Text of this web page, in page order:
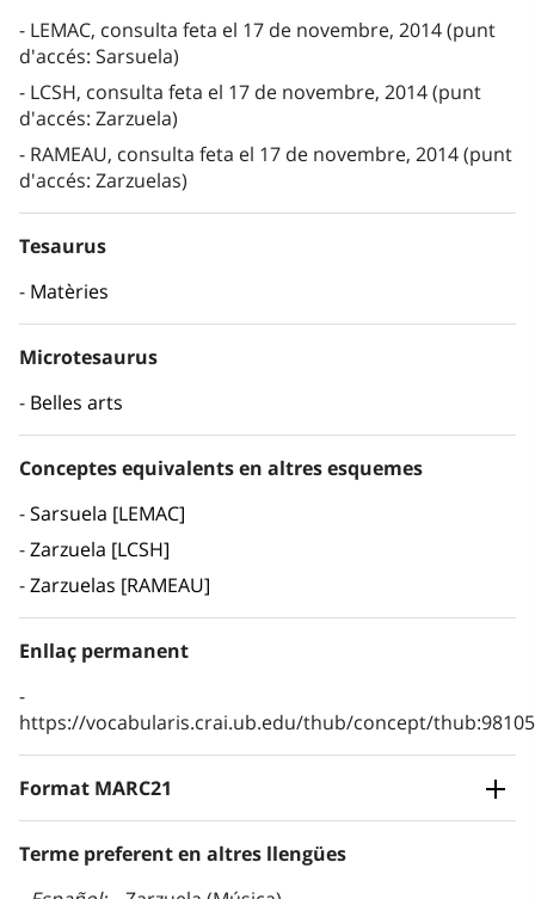
LEMAC, consulta feta el 17 de novembre, 2014 (punt
d'accés: Sarsuela)
LCSH, consulta feta el 17 de novembre, 2014 (punt
d'accés: Zarzuela)
RAMEAU, consulta feta el 17 de novembre, 2014 (punt
d'accés: Zarzuelas)
Tesaurus
Matèries
Microtesaurus
Belles arts
Conceptes equivalents en altres esquemes
Sarsuela [LEMAC]
Zarzuela [LCSH]
Zarzuelas [RAMEAU]
Enllaç permanent
https://vocabularis.crai.ub.edu/thub/concept/
Format MARC21
Terme preferent en altres llengües